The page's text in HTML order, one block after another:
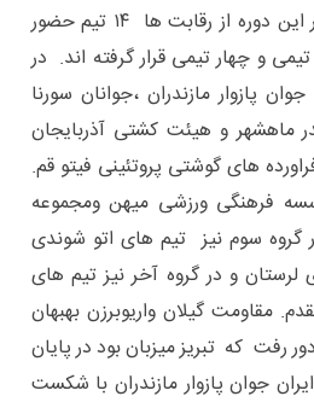
به گزارش صدای کشتی در این دوره از رقابت ها ۱۴ تیم حضور
و چهار تیمی قرار گرفته اند. در
پازوار مازندران ،جوانان سورنا
ماهشهر و هیئت کشتی آذربایجان
های گوشتی پروتئینی فیتو قم.
فرهنگی ورزشی میهن ومجموعه
گروه سوم نیز تیم های اتو شوندی
لرستان و در گروه آخر نیز تیم های
مقاومت گیلان واریوبرزن بهبهان
رفت که تبریز میزبان بود در پایان
جوان پازوار مازندران با شکست